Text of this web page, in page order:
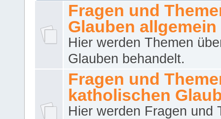
Fragen und
Glauben allgemein
Hier werden Themen
Glauben behandelt.
Fragen und
katholischen
Hier werden Fragen und